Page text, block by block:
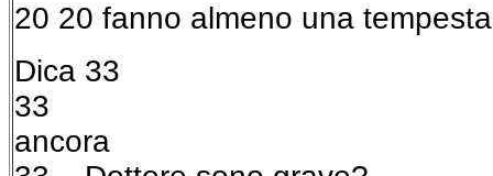
20 20 fanno almeno una
Dica 33
33
ancora